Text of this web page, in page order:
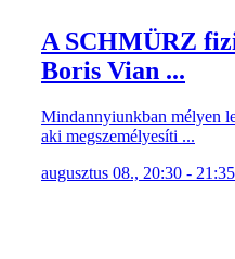
A SCHMÜRZ
Boris Vian ...
Mindannyiunkban mélyen
aki megszemélyesíti ...
augusztus 08., 20:30 - 21:35